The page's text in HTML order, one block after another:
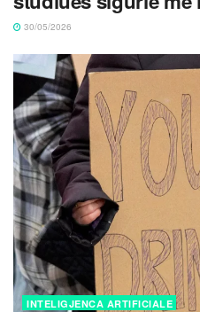
30/05/2026
INTELIGJENCA ARTIFICIALE